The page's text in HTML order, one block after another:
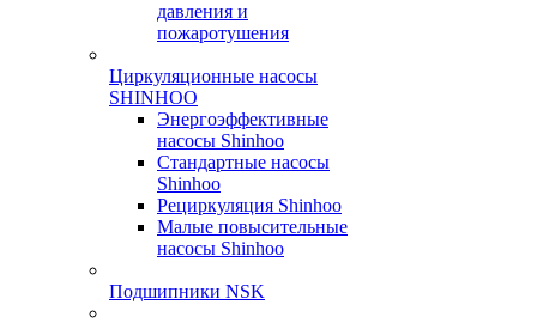
давления и
пожаротушения
Циркуляционные насосы
SHINHOO
Энергоэффективные
насосы Shinhoo
Стандартные насосы
Shinhoo
Рециркуляция Shinhoo
Малые повысительные
насосы Shinhoo
Подшипники NSK